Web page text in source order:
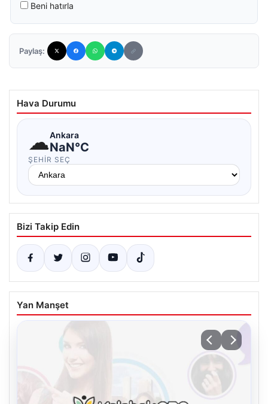
Beni hatırla
Paylaş:
Hava Durumu
☁Ankara
NaN°C
ŞEHIR SEÇ
Bizi Takip Edin
Yan Manşet